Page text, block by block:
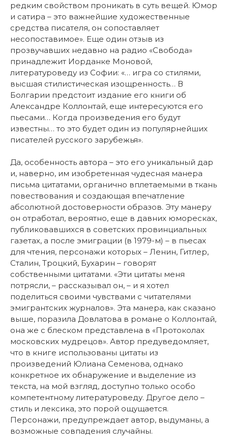
редким свойством проникать в суть вещей. Юмор
и сатира – это важнейшие художественные
средства писателя, он сопоставляет
несопоставимое». Еще один отзыв из
прозвучавших недавно на радио «Свобода»
принадлежит Иорданке Моновой,
литературоведу из Софии: «… игра со стилями,
высшая стилистическая изощренность… В
Болгарии предстоит издание его книги об
Александре Коллонтай, еще интересуются его
пьесами… Когда произведения его будут
известны… то это будет один из популярнейших
писателей русского зарубежья».
Да, особенность автора – это его уникальный дар
и, наверно, им изобретенная чудесная манера
письма цитатами, органично вплетаемыми в ткань
повествования и создающая впечатление
абсолютной достоверности образов. Эту манеру
он отработал, вероятно, еще в давних юморесках,
публиковавшихся в советских провинциальных
газетах, а после эмиграции (в 1979-м) – в пьесах
для чтения, персонажи которых – Ленин, Гитлер,
Сталин, Троцкий, Бухарин – говорят
собственными цитатами. «Эти цитаты меня
потрясли, – рассказывал он, – и я хотел
поделиться своими чувствами с читателями
эмигрантских журналов». Эта манера, как сказано
выше, поразила Довлатова в романе о Коллонтай,
она же с блеском представлена в «Протоколах
московских мудрецов». Автор предуведомляет,
что в книге использованы цитаты из
произведений Юлиана Семенова, однако
конкретное их обнаружение и выделение из
текста, на мой взгляд, доступно только особо
компетентному литературоведу. Другое дело –
стиль и лексика, это порой ощущается.
Персонажи, предупреждает автор, выдуманы, а
возможные совпадения случайны.